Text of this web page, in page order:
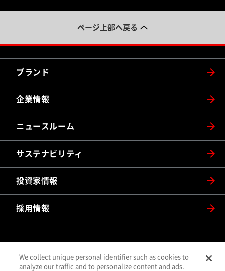
ページ上部へ戻る
ブランド
企業情報
ニュースルーム
サステナビリティ
投資家情報
採用情報
公式SNS
X（旧Twitter） （別ウィンドウで開く）
Facebook（別ウィンドウで開
We collect unique personal identifier such as cookies to
analyze our traffic and to personalize content and ads.